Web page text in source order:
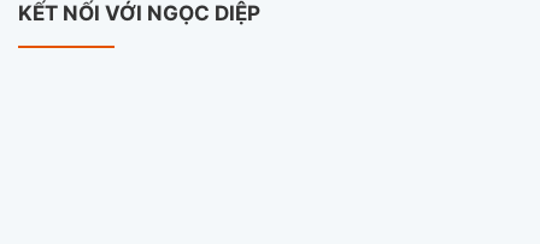
KẾT NỐI VỚI NGỌC DIỆP